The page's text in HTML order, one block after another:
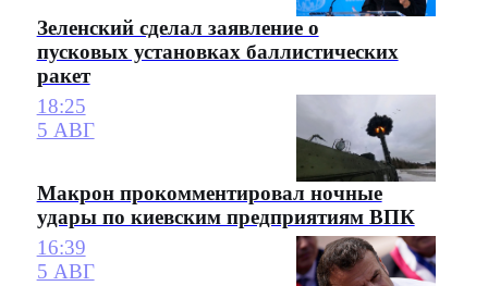
Зеленский сделал заявление о
пусковых установках баллистических
ракет
18:25
5 АВГ
Макрон прокомментировал ночные
удары по киевским предприятиям ВПК
16:39
5 АВГ